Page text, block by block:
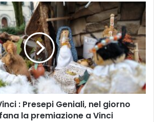
: Presepi Geniali, nel giorno
la premiazione a Vinci